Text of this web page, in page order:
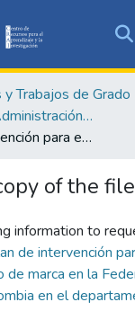
&
All of
Statistics
y Trabajos de Grado
Maestría en Administración de Empresas
Plan de intervención para el reposicionamiento de marca en la Federación Nacional de Cafeteros de Colombia en el departamento del Cauca
of the file
information to
de intervención
de marca en la
en el